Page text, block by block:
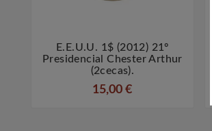
 
E.E.U.U. 1$ (2012) 21º
Presidencial Chester Arthur
(2cecas).
15,00 €